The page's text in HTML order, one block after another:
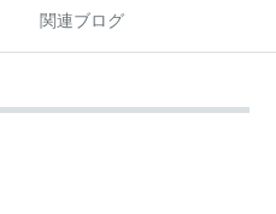
関連ブログ